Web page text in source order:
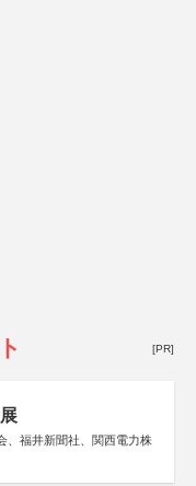
[PR]
、福井新聞社、関西電力株